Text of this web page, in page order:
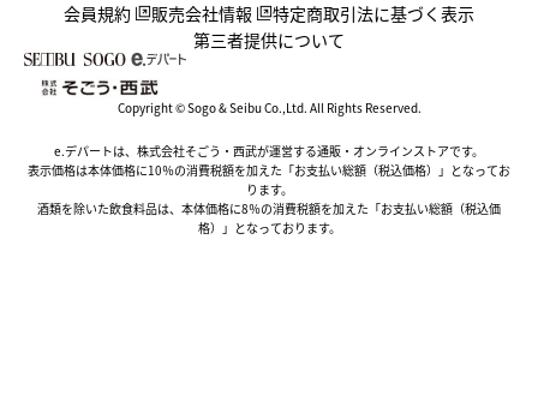
会員規約 販売会社情報
特定商取引法に基づく表示
第三者提供について
Copyright © Sogo & Seibu Co.,Ltd. All Rights Reserved.
e.デパートは、株式会社そごう・西武が運営する通販・オンラインストアです。
表示価格は本体価格に10％の消費税額を加えた「お支払い総額（税込価格）」となってお
ります。
酒類を除いた飲食料品は、本体価格に8％の消費税額を加えた「お支払い総額（税込価
格）」となっております。